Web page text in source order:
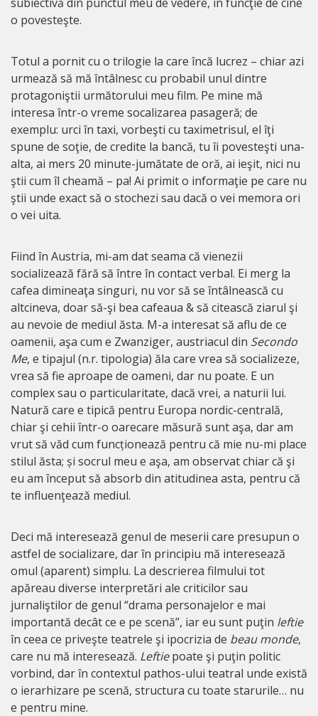
o povesteşte.
Totul a pornit cu o trilogie la care încă lucrez – chiar azi
urmează să mă întâlnesc cu probabil unul dintre
protagoniştii următorului meu film. Pe mine mă
interesa într-o vreme socalizarea pasageră; de
exemplu: urci în taxi, vorbeşti cu taximetrisul, el îţi
spune de soţie, de credite la bancă, tu îi povesteşti una-
alta, ai mers 20 minute-jumătate de oră, ai ieşit, nici nu
ştii cum îl cheamă – pa! Ai primit o informaţie pe care nu
ştii unde exact să o stochezi sau dacă o vei memora ori
o vei uita.
Fiind în Austria, mi-am dat seama că vienezii
socializează fără să între în contact verbal. Ei merg la
cafea dimineaţa singuri, nu vor să se întâlnească cu
altcineva, doar să-şi bea cafeaua & să citească ziarul şi
au nevoie de mediul ăsta. M-a interesat să aflu de ce
oamenii, aşa cum e Zwanziger, austriacul din Secondo
Me, e tipajul (n.r. tipologia) ăla care vrea să socializeze,
vrea să fie aproape de oameni, dar nu poate. E un
complex sau o particularitate, dacă vrei, a naturii lui.
Natură care e tipică pentru Europa nordic-centrală,
chiar şi cehii într-o oarecare măsură sunt aşa, dar am
vrut să văd cum funcționează pentru că mie nu-mi place
stilul ăsta; și socrul meu e aşa, am observat chiar că şi
eu am început să absorb din atitudinea asta, pentru că
te influenţează mediul.
Deci mă interesează genul de meserii care presupun o
astfel de socializare, dar în principiu mă interesează
omul (aparent) simplu. La descrierea filmului tot
apăreau diverse interpretări ale criticilor sau
jurnaliştilor de genul “drama personajelor e mai
importantă decât ce e pe scenă”, iar eu sunt puţin leftie
în ceea ce priveşte teatrele şi ipocrizia de beau monde,
care nu mă interesează. Leftiepoate şi puţin politic
vorbind, dar în contextul pathos-ului teatral unde există
o ierarhizare pe scenă, structura cu toate starurile… nu
e pentru mine.